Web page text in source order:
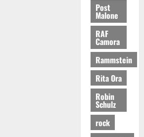
Post
Malone
RAF
Camora
Rammstein
Rita Ora
Robin
Schulz
rock